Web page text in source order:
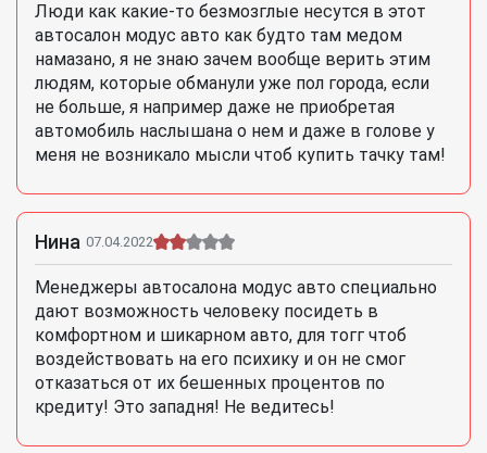
Люди как какие-то безмозглые несутся в этот
автосалон модус авто как будто там медом
намазано, я не знаю зачем вообще верить этим
людям, которые обманули уже пол города, если
не больше, я например даже не приобретая
автомобиль наслышана о нем и даже в голове у
меня не возникало мысли чтоб купить тачку там!
Нина 07.04.2022
Менеджеры автосалона модус авто специально
дают возможность человеку посидеть в
комфортном и шикарном авто, для тогг чтоб
воздействовать на его психику и он не смог
отказаться от их бешенных процентов по
кредиту! Это западня! Не ведитесь!